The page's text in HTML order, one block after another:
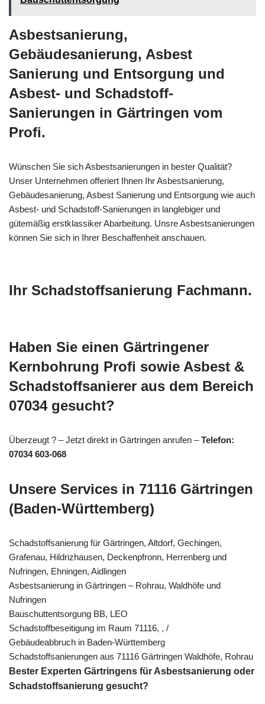
Asbestsanierung,
Gebäudesanierung, Asbest
Sanierung und Entsorgung und
Asbest- und Schadstoff-
Sanierungen in Gärtringen vom
Profi.
Wünschen Sie sich Asbestsanierungen in bester Qualität?
Unser Unternehmen offeriert Ihnen Ihr Asbestsanierung,
Gebäudesanierung, Asbest Sanierung und Entsorgung wie auch
Asbest- und Schadstoff-Sanierungen in langlebiger und
gütemäßig erstklassiker Abarbeitung. Unsre Asbestsanierungen
können Sie sich in Ihrer Beschaffenheit anschauen.
Ihr Schadstoffsanierung Fachmann.
Haben Sie einen Gärtringener
Kernbohrung Profi sowie Asbest &
Schadstoffsanierer aus dem Bereich
07034 gesucht?
Überzeugt ? – Jetzt direkt in Gärtringen anrufen –Telefon:
07034 603-068
Unsere Services in 71116 Gärtringen
(Baden-Württemberg)
Schadstoffsanierung für Gärtringen, Altdorf, Gechingen,
Grafenau, Hildrizhausen, Deckenpfronn, Herrenberg und
Nufringen, Ehningen, Aidlingen
Asbestsanierung in Gärtringen – Rohrau, Waldhöfe und
Nufringen
Bauschuttentsorgung BB, LEO
Schadstoffbeseitigung im Raum 71116, , /
Gebäudeabbruch in Baden-Württemberg
Schadstoffsanierungen aus 71116 Gärtringen Waldhöfe, Rohrau
Bester Experten Gärtringens für Asbestsanierung oder
Schadstoffsanierung gesucht?